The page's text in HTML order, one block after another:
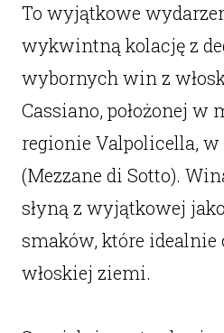
To wyjątkowe
wykwintną kolację z
wybornych win z
Cassiano, położonej
regionie Valpolicella,
(Mezzane di Sotto).
słyną z wyjątkowej
smaków, które idealnie
włoskiej ziemi.